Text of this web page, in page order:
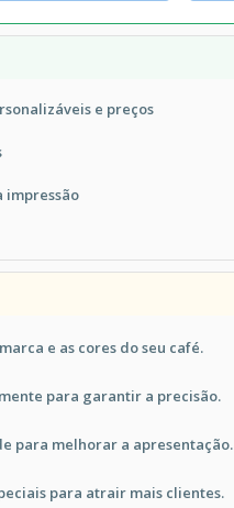
e preços
impressão
e as cores do seu café.
para garantir a precisão.
para melhorar a apresentação.
para atrair mais clientes.